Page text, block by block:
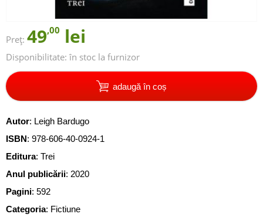
Preț: 49,00 lei
Disponibilitate: în stoc la furnizor
adaugă în coș
Autor: Leigh Bardugo
ISBN: 978-606-40-0924-1
Editura: Trei
Anul publicării: 2020
Pagini: 592
Categoria: Fictiune